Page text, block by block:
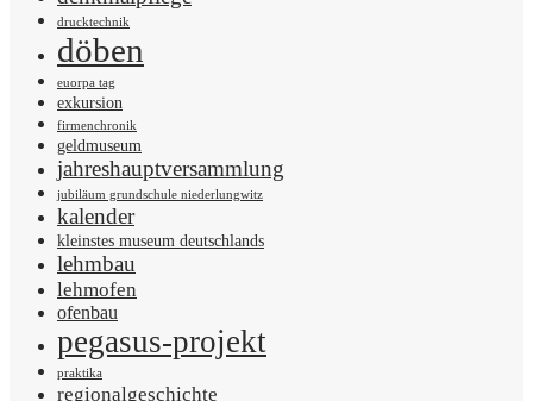
drucktechnik
döben
euorpa tag
exkursion
firmenchronik
geldmuseum
jahreshauptversammlung
jubiläum grundschule niederlungwitz
kalender
kleinstes museum deutschlands
lehmbau
lehmofen
ofenbau
pegasus-projekt
praktika
regionalgeschichte